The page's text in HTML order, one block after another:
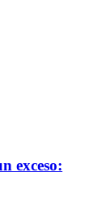
exceso: